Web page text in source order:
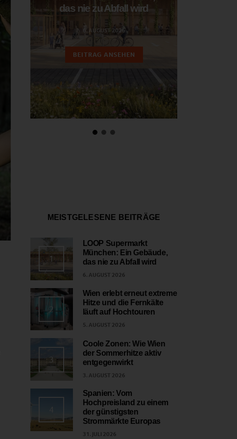
das nie zu Abfall wird
6. AUGUST 2026
BEITRAG ANSEHEN
MEISTGELESENE BEITRÄGE
1
LOOP Supermarkt
München: Ein Gebäude,
das nie zu Abfall wird
6. AUGUST 2026
2
Wien erlebt erneut extreme
Hitze und die Fernkälte
läuft auf Hochtouren
5. AUGUST 2026
3
Coole Zonen: Wie Wien
der Sommerhitze aktiv
entgegenwirkt
3. AUGUST 2026
4
Spanien: Vom
Hochpreisland zu einem
der günstigsten
Strommärkte Europas
31. JULI 2026